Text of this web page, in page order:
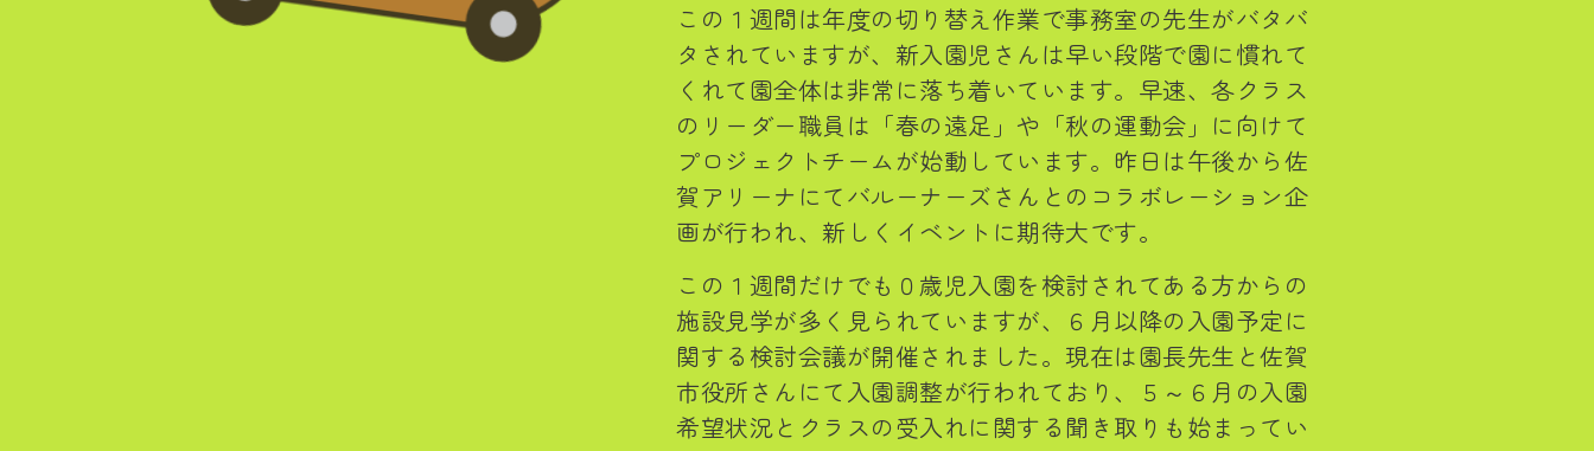
この１週間は年度の切り替え作業で事務室の先生がバタバ
タされていますが、新入園児さんは早い段階で園に慣れて
くれて園全体は非常に落ち着いています。早速、各クラス
のリーダー職員は「春の遠足」や「秋の運動会」に向けて
プロジェクトチームが始動しています。昨日は午後から佐
賀アリーナにてバルーナーズさんとのコラボレーション企
画が行われ、新しくイベントに期待大です。
この１週間だけでも０歳児入園を検討されてある方からの
施設見学が多く見られていますが、６月以降の入園予定に
関する検討会議が開催されました。現在は園長先生と佐賀
市役所さんにて入園調整が行われており、５～６月の入園
希望状況とクラスの受入れに関する聞き取りも始まってい